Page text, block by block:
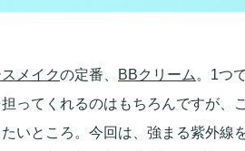
メイクの定番、 BBクリーム 。1つ
ってくれるのはもちろんですが、
いところ。今回は、強まる紫外線